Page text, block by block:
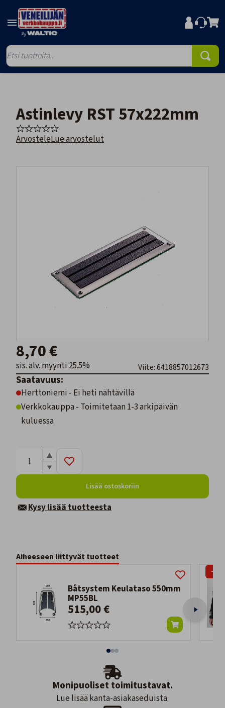
Astinlevy RST 57x222mm
ArvosteleLue arvostelut
8,70 €
sis. alv. myynti 25.5% Viite: 6418857012673
Saatavuus:
Herttoniemi - Ei heti nähtävillä
Verkkokauppa - Toimitetaan 1-3 arkipäivän
kuluessa
Lisää ostoskoriin
Kysy lisää tuotteesta
Aiheeseen liittyvät tuotteet
Båtsystem Keulataso 550mm
MP55BL
515,00 €
-
Monipuoliset toimitustavat.
Lue lisää kanta-asiakaseduista.